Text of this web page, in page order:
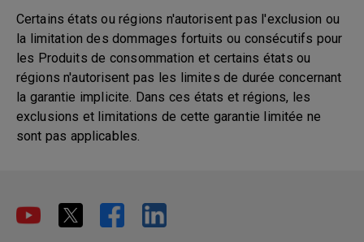
Certains états ou régions n'autorisent pas l'exclusion ou
la limitation des dommages fortuits ou consécutifs pour
les Produits de consommation et certains états ou
régions n'autorisent pas les limites de durée concernant
la garantie implicite. Dans ces états et régions, les
exclusions et limitations de cette garantie limitée ne
sont pas applicables.